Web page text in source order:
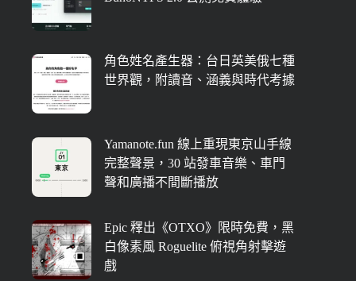
角色姓名產生器：台日英美俄七種
世界觀，附讀音、涵義與時代考據
Yamanote.fun 線上重現東京山手線
完整聲景，30 站發車音樂、車門
聲和廣播不間斷播放
Epic 釋出《OTXO》限時免費，黑
白像素風 Roguelite 俯視角射擊遊
戲